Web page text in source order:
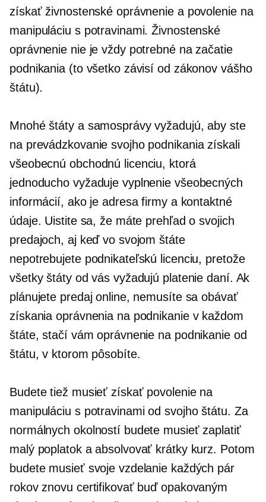
získať živnostenské oprávnenie a povolenie na
manipuláciu s potravinami. Živnostenské
oprávnenie nie je vždy potrebné na začatie
podnikania (to všetko závisí od zákonov vášho
štátu).
Mnohé štáty a samosprávy vyžadujú, aby ste
na prevádzkovanie svojho podnikania získali
všeobecnú obchodnú licenciu, ktorá
jednoducho vyžaduje vyplnenie všeobecných
informácií, ako je adresa firmy a kontaktné
údaje. Uistite sa, že máte prehľad o svojich
predajoch, aj keď vo svojom štáte
nepotrebujete podnikateľskú licenciu, pretože
všetky štáty od vás vyžadujú platenie daní. Ak
plánujete predaj online, nemusíte sa obávať
získania oprávnenia na podnikanie v každom
štáte, stačí vám oprávnenie na podnikanie od
štátu, v ktorom pôsobíte.
Budete tiež musieť získať povolenie na
manipuláciu s potravinami od svojho štátu. Za
normálnych okolností budete musieť zaplatiť
malý poplatok a absolvovať krátky kurz. Potom
budete musieť svoje vzdelanie každých pár
rokov znovu certifikovať buď opakovaným